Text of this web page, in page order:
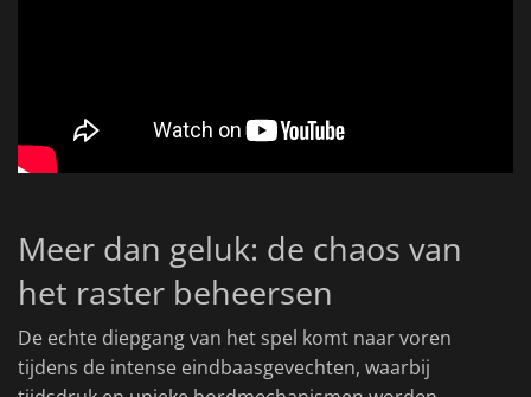
Meer dan geluk: de chaos van
het raster beheersen
De echte diepgang van het spel komt naar voren
tijdens de intense eindbaasgevechten, waarbij